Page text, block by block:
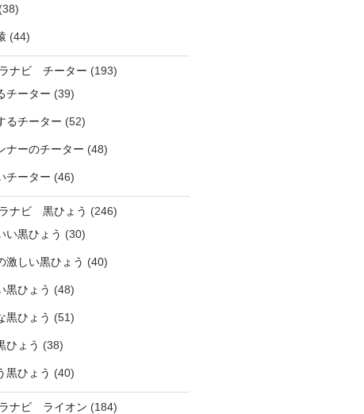
(38)
(44)
ナビ チーター (193)
チーター (39)
るチーター (52)
ナーのチーター (48)
チーター (46)
ナビ 黒ひょう (246)
い黒ひょう (30)
激しい黒ひょう (40)
黒ひょう (48)
黒ひょう (51)
ひょう (38)
黒ひょう (40)
ナビ ライオン (184)